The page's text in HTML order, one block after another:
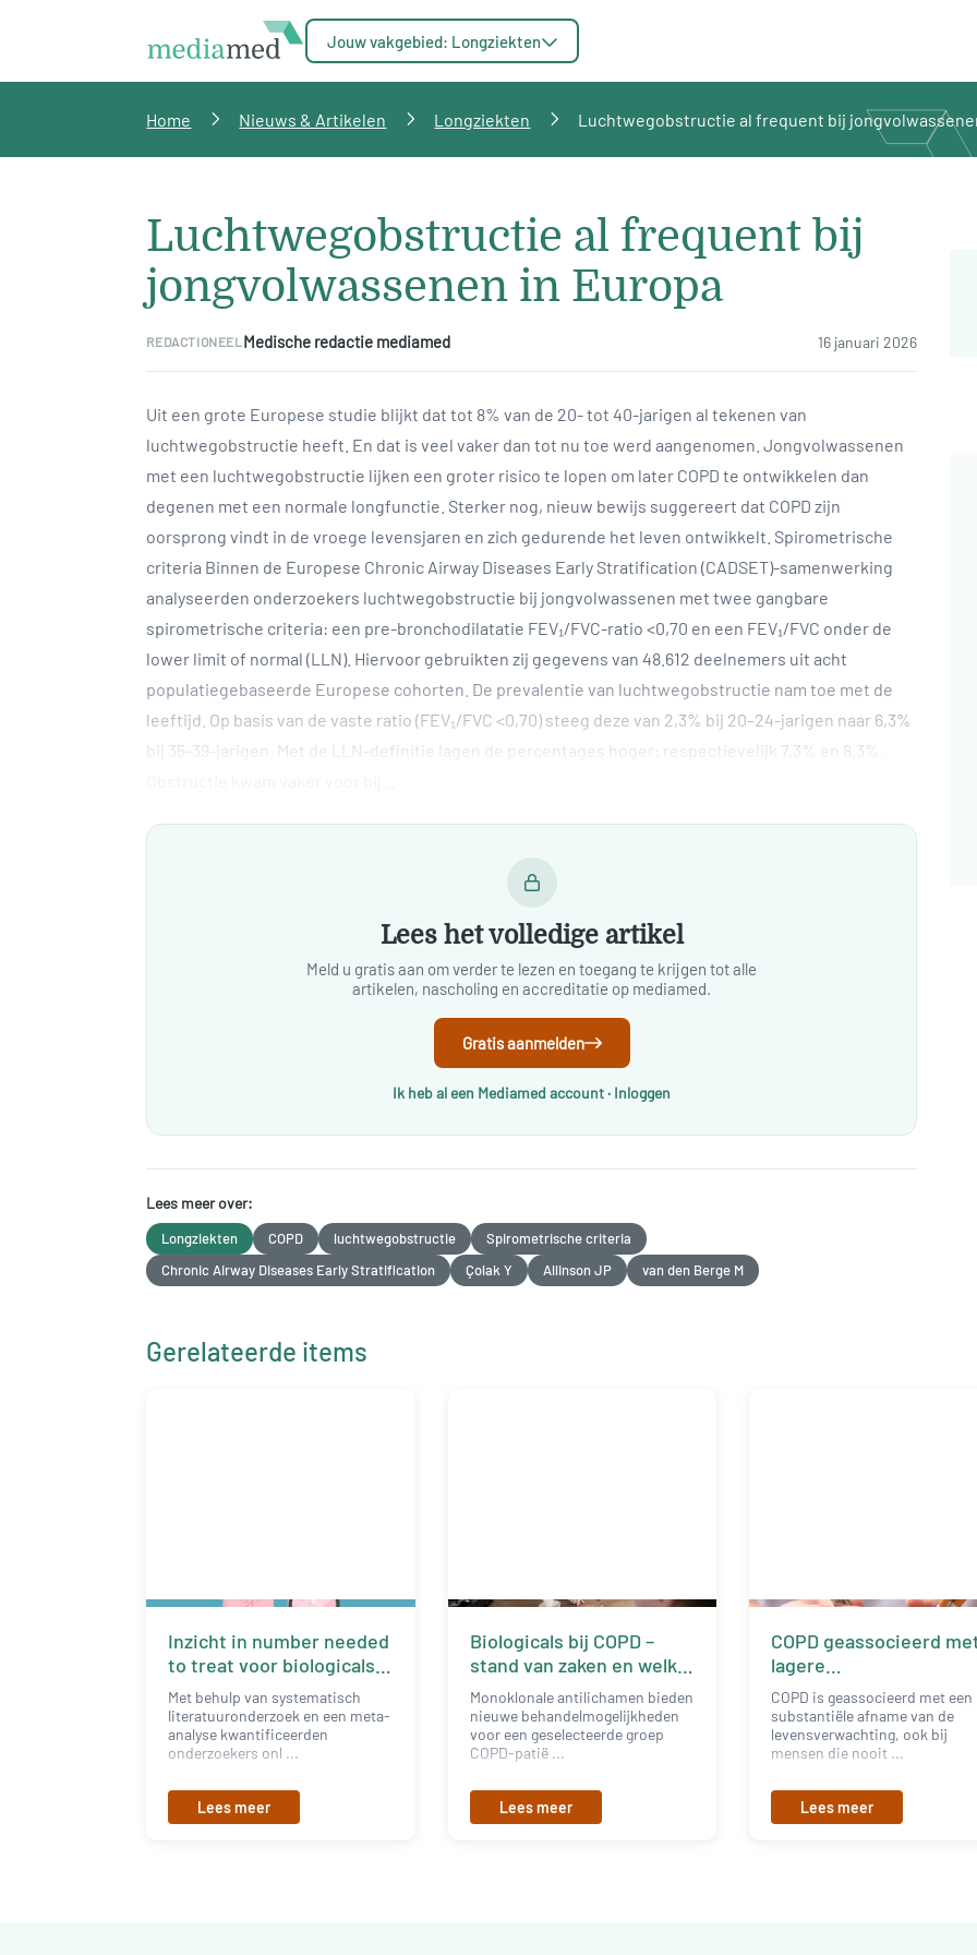
Jouw vakgebied: Longziekten
Home Nieuws & Artikelen Longziekten Luchtwegobstructie al frequent bij
Luchtwegobstructie al frequent bij
jongvolwassenen in Europa
REDACTIONEEL Medische redactie mediamed 16 januari 2026
Uit een grote Europese studie blijkt dat tot 8% van de 20- tot 40-jarigen al tekenen van
luchtwegobstructie heeft. En dat is veel vaker dan tot nu toe werd aangenomen. Jongvolwassenen
met een luchtwegobstructie lijken een groter risico te lopen om later COPD te ontwikkelen dan
degenen met een normale longfunctie. Sterker nog, nieuw bewijs suggereert dat COPD zijn
oorsprong vindt in de vroege levensjaren en zich gedurende het leven ontwikkelt. Spirometrische
criteria Binnen de Europese Chronic Airway Diseases Early Stratification (CADSET)-samenwerking
analyseerden onderzoekers luchtwegobstructie bij jongvolwassenen met twee gangbare
spirometrische criteria: een pre-bronchodilatatie FEV₁/FVC-ratio <0,70 en een FEV₁/FVC onder de
lower limit of normal (LLN). Hiervoor gebruikten zij gegevens van 48.612 deelnemers uit acht
populatiegebaseerde Europese cohorten. De prevalentie van luchtwegobstructie nam toe met de
leeftijd. Op basis van de vaste ratio (FEV₁/FVC <0,70) steeg deze van 2,3% bij 20–24-jarigen naar 6,3%
bij 35-39-jarigen. Met de LLN-definitie lagen de percentages hoger: respectievelijk 7,3% en 8,3%.
Lees het volledige artikel
Meld u gratis aan om verder te lezen en toegang te krijgen tot alle
artikelen, nascholing en accreditatie op mediamed.
Gratis aanmelden
Ik heb al een Mediamed account · Inloggen
Lees meer over:
Longziekten COPD luchtwegobstructie
Spirometrische criteria
Chronic Airway Diseases Early Stratification
Çolak Y Allinson JP van den Berge M
Gerelateerde items
Inzicht in number needed
to treat voor biologicals
bij COPD
Met behulp van systematisch
literatuuronderzoek en een meta-
analyse kwantificeerden
onderzoekers onl ...
Lees meer
Biologicals bij COPD –
stand van zaken en welke
kansen liggen er
Monoklonale antilichamen bieden
nieuwe behandelmogelijkheden
voor een geselecteerde groep
COPD-patië ...
Lees meer
COPD geassocieerd
lagere
levensverwachting, ook
bij nooit-rokers
COPD is geassocieerd met een
substantiële afname van de
levensverwachting, ook bij
mensen die nooit ...
Lees meer